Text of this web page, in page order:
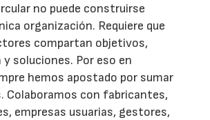
no puede construirse
organización. Requiere que
compartan objetivos,
soluciones. Por eso en
hemos apostado por sumar
Colaboramos con fabricantes,
empresas usuarias, gestores,